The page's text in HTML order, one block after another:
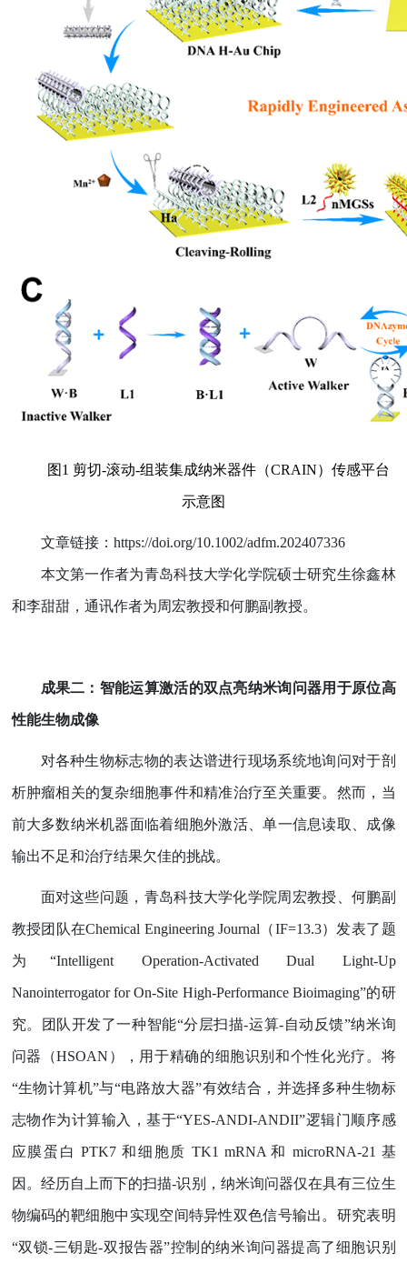
图1 剪切-滚动-组装集成纳米器件（CRAIN）传感平台
示意图
文章链接： https://doi.org/10.1002/adfm.202407336
本文第一作者为青岛科技大学化学院硕士研究生徐鑫林
和李甜甜，通讯作者为周宏教授和何鹏副教授。
成果二：智能运算激活的双点亮纳米询问器用于原位高
性能生物成像
对各种生物标志物的表达谱进行现场系统地询问对于剖
析肿瘤相关的复杂细胞事件和精准治疗至关重要。然而，当
前大多数纳米机器面临着细胞外激活、单一信息读取、成像
输出不足和治疗结果欠佳的挑战。
面对这些问题，青岛科技大学化学院周宏教授、何鹏副
教授团队在Chemical Engineering Journal （IF=13.3）发表了题
为 “Intelligent Operation-Activated Dual Light-Up
Nanointerrogator for On-Site High-Performance Bioimaging”的研
究。团队开发了一种智能“分层扫描-运算-自动反馈”纳米询
问器（HSOAN ），用于精确的细胞识别和个性化光疗。将
“生物计算机”与“电路放大器”有效结合，并选择多种生物标
志物作为计算输入，基于“YES-ANDI-ANDII”逻辑门顺序感
应膜蛋白 PTK7 和细胞质 TK1 mRNA和 microRNA-21 基
因。经历自上而下的扫描-识别，纳米询问器仅在具有三位生
物编码的靶细胞中实现空间特异性双色信号输出。研究表明
“双锁-三钥匙-双报告器”控制的纳米询问器提高了细胞识别